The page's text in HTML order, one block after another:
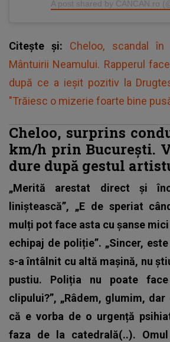
A post shared by CANCAN.ro
Citește și: Cheloo, scandal în
Mântuirii Neamului. Rapperul
după ce a ieşit pozitiv la
"Trăiesc o mizerie foarte bine
Cheloo, surprins
km/h prin București.
dure după gestul
„Merită arestat direct și
liniștească”, „E de speriat
mulți pot face asta cu șanse
echipaj de poliție”. „Sincer,
s-a întâlnit cu altă mașină, nu
pustiu. Poliția nu poate
clipului?”, „Râdem, glumim,
că e vorba de o urgență
faza de la catedrală(..).